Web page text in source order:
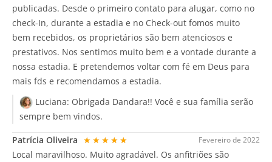
publicadas. Desde o primeiro contato para alugar, como no
check-In, durante a estadia e no Check-out fomos muito
bem recebidos, os proprietários são bem atenciosos e
prestativos. Nos sentimos muito bem e a vontade durante a
nossa estadia. E pretendemos voltar com fé em Deus para
mais fds e recomendamos a estadia.
Luciana: Obrigada Dandara!! Você e sua família serão
sempre bem vindos.
Fevereiro de 2022
Patrícia Oliveira ★★★★★
Local maravilhoso. Muito agradável. Os anfitriões são